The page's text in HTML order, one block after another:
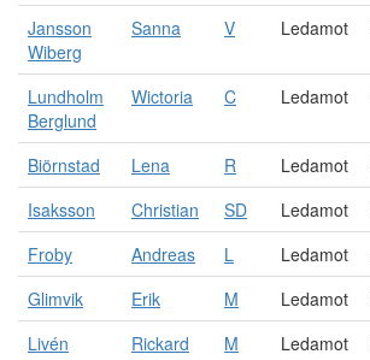
Jansson
Wiberg
Sanna V Ledamot
Lundholm
Berglund
Wictoria C Ledamot
Biörnstad Lena R Ledamot
Isaksson
Christian SD Ledamot
Froby
Andreas L Ledamot
Glimvik
Erik M Ledamot
Livén
Rickard M Ledamot